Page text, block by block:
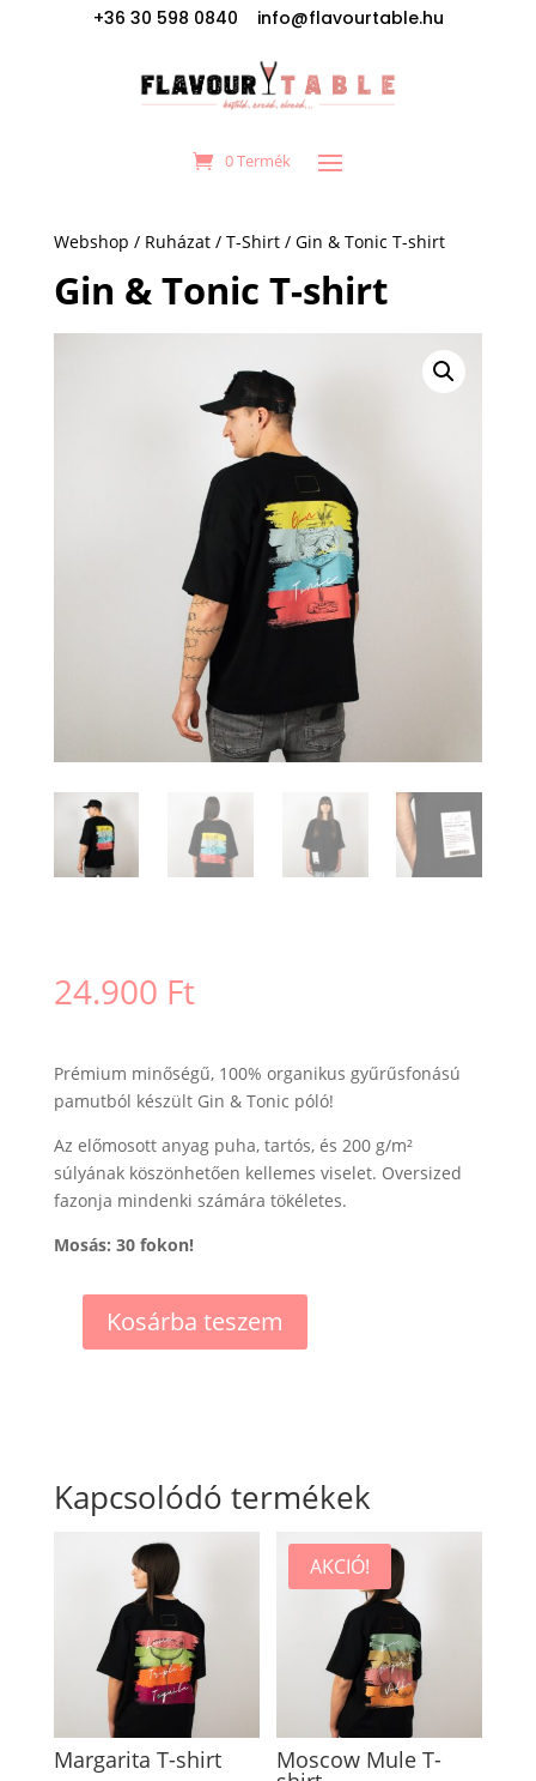
+36 30 598 0840 info@flavourtable.hu
0 Termék
Webshop / Ruházat/ T-Shirt/ Gin & Tonic T-shirt
Gin & Tonic T-shirt
24.900 Ft
Prémium minőségű, 100% organikus gyűrűsfonású
pamutból készült Gin & Tonic póló!
Az előmosott anyag puha, tartós, és 200 g/m²
súlyának köszönhetően kellemes viselet. Oversized
fazonja mindenki számára tökéletes.
Mosás: 30 fokon!
Kosárba teszem
Kapcsolódó termékek
Margarita T-shirt
AKCIÓ!
Moscow Mule T-